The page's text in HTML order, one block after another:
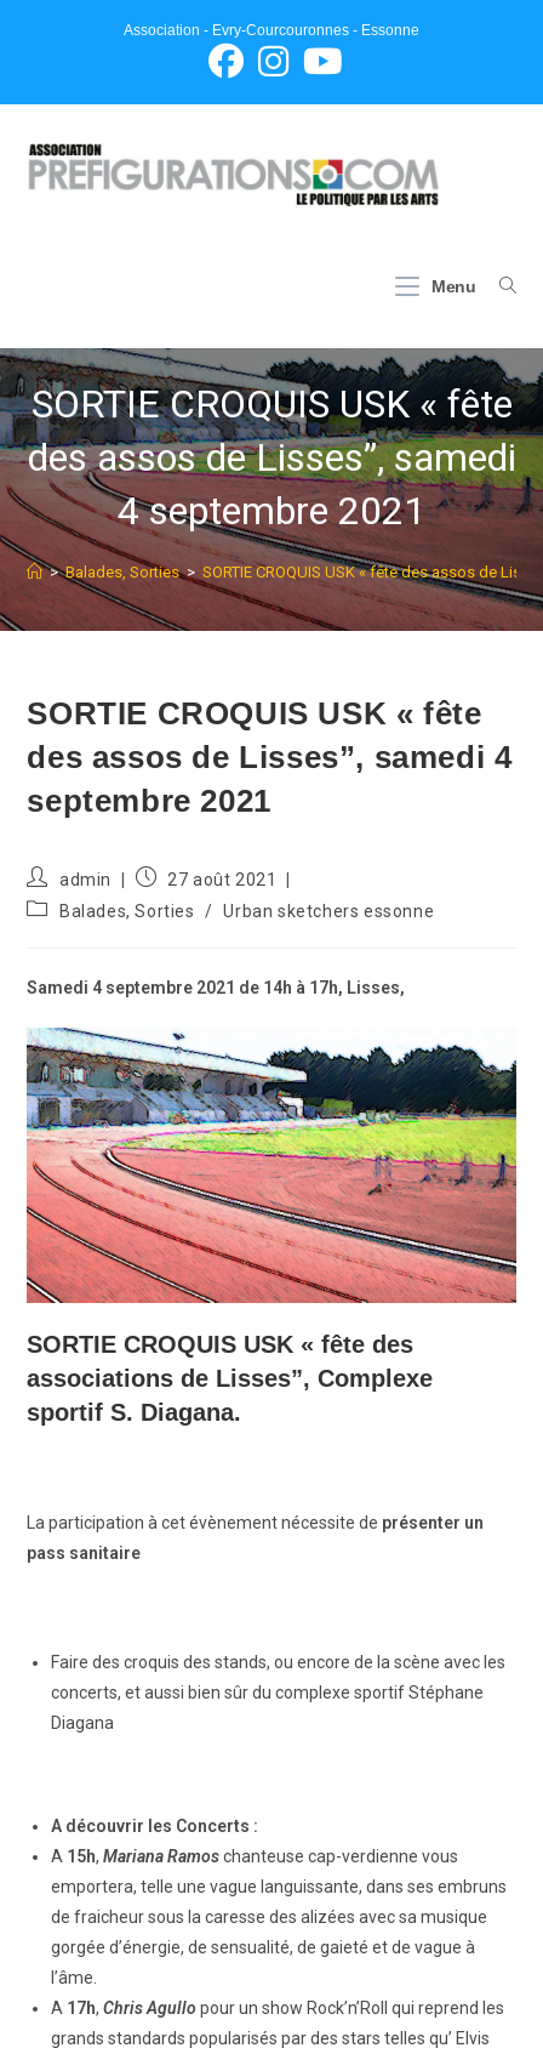
Association - Evry-Courcouronnes - Essonne
Menu
SORTIE CROQUIS USK « fête
des assos de Lisses”, samedi
4 septembre 2021
> Balades, Sorties > SORTIE CROQUIS USK « fête des assos de
SORTIE CROQUIS USK « fête
des assos de Lisses”, samedi 4
septembre 2021
Auteur/autrice
de
la
admin
Publication
27 août 2021
PostBalades, Sorties / Urban sketchers essonne
Samedi 4 septembre 2021 de 14h à 17h, Lisses,
SORTIE CROQUIS USK « fête des
associations de Lisses”, Complexe
sportif S. Diagana.
La participation à cet évènement nécessite de présenter un
pass sanitaire
Faire des croquis des stands, ou encore de la scène avec les
concerts, et aussi bien sûr du complexe sportif Stéphane
Diagana
A découvrir les Concerts :
A 15h,Mariana Ramoschanteuse cap-verdienne vous
emportera, telle une vague languissante, dans ses embruns
de fraicheur sous la caresse des alizées avec sa musique
gorgée d’énergie, de sensualité, de gaieté et de vague à
l’âme.
A 17h,Chris Agullopour un show Rock’n’Roll qui reprend les
grands standards popularisés par des stars telles qu’ Elvis